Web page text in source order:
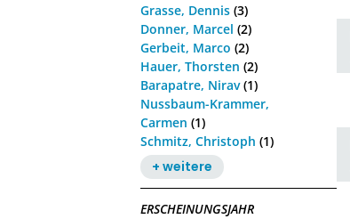
Grasse, Dennis (3)
Donner, Marcel (2)
Gerbeit, Marco (2)
Hauer, Thorsten (2)
Barapatre, Nirav(1)
Nussbaum-Krammer,
Carmen (1)
Schmitz, Christoph (1)
+ weitere
ERSCHEINUNGSJAHR